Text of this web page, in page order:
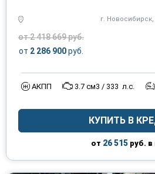
г. Новосибирск,
от 2 418 669 руб.
от 2 286 900руб.
АКПП 3.7 см3 / 333 л.с.
КУПИТЬ В
от 26 515 руб. в